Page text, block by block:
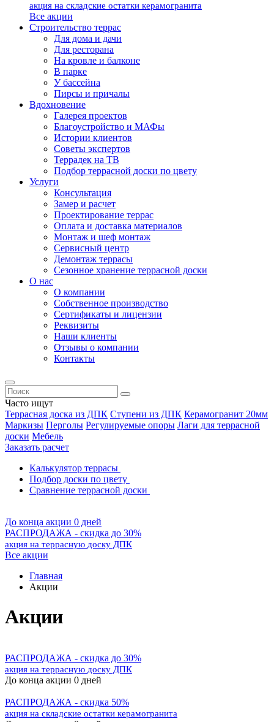
акция на складские остатки керамогранита
Все акции
Строительство террас
Для дома и дачи
Для ресторана
На кровле и балконе
В парке
У бассейна
Пирсы и причалы
Вдохновение
Галерея проектов
Благоустройство и МАФы
Истории клиентов
Советы экспертов
Террадек на ТВ
Подбор террасной доски по цвету
Услуги
Консультация
Замер и расчет
Проектирование террас
Оплата и доставка материалов
Монтаж и шеф монтаж
Сервисный центр
Демонтаж террасы
Сезонное хранение террасной доски
О нас
О компании
Собственное производство
Сертификаты и лицензии
Реквизиты
Наши клиенты
Отзывы о компании
Контакты
Часто ищут
Террасная доска из ДПК Ступени из ДПК Керамогранит 20мм
Маркизы Перголы Регулируемые опоры Лаги для террасной
доски Мебель
Заказать расчет
Калькулятор террасы
Подбор доски по цвету
Сравнение террасной доски
До конца акции 0 дней
РАСПРОДАЖА - скидка до 30%
акция на террасную доску ДПК
Все акции
Главная
Акции
Акции
РАСПРОДАЖА - скидка до 30%
акция на террасную доску ДПК
До конца акции 0 дней
РАСПРОДАЖА - скидка 50%
акция на складские остатки керамогранита